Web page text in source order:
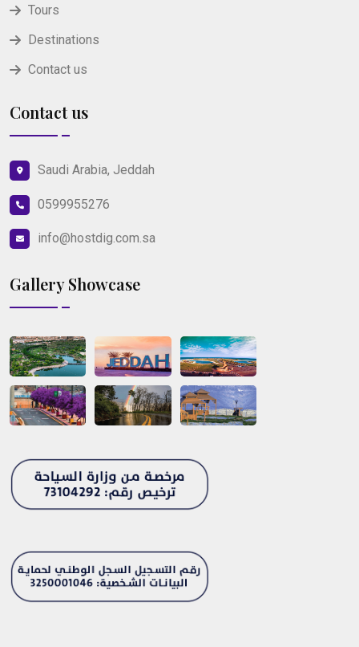
Tours
Destinations
Contact us
Contact us
Saudi Arabia, Jeddah
0599955276
info@hostdig.com.sa
Gallery Showcase